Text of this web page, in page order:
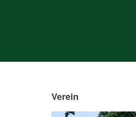
Verein